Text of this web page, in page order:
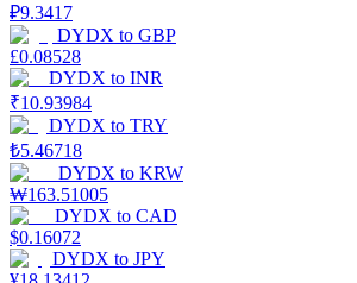
Mocna Świnka
Codziennie zdobywaj konkurencyjne
₽9.3417
DYDX to GBP
£0.08528
DYDX to INR
₹10.93984
DYDX to TRY
₺5.46718
DYDX to KRW
₩163.51005
DYDX to CAD
$0.16072
DYDX to JPY